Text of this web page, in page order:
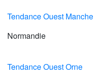
Tendance Ouest Manche
Normandie
Tendance Ouest Orne